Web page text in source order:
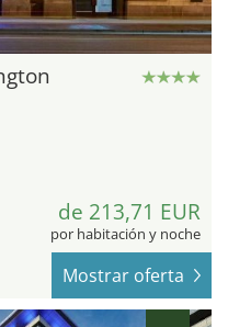
de 213,71 EUR
por habitación y noche
Mostrar oferta